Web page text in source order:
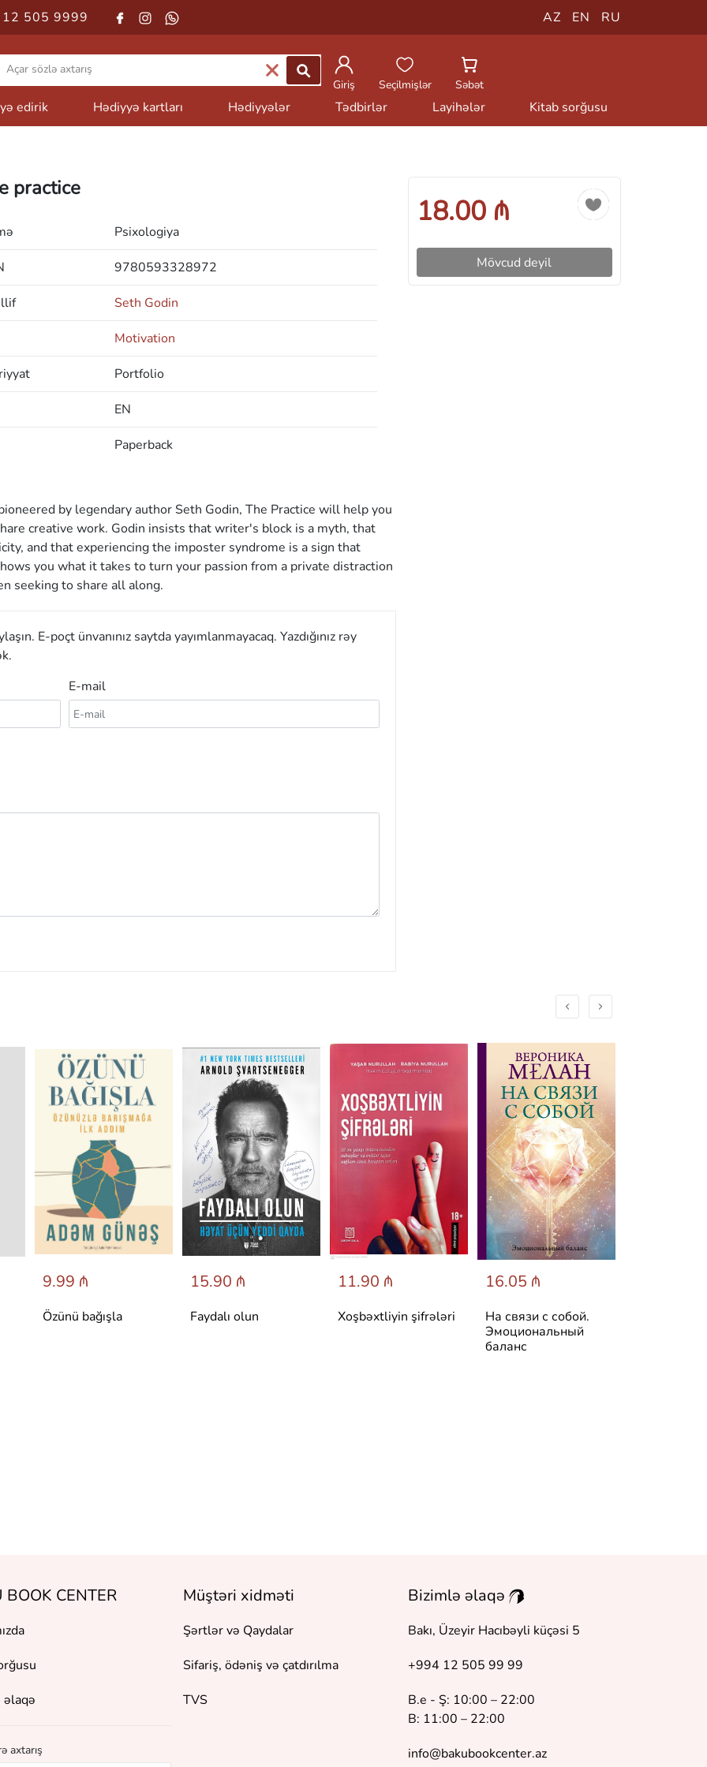
505 9999 AZ EN RU
Giriş
Seçilmişlər Səbət
edirik Hədiyyə kartları Hədiyyələr Tədbirlər Layihələr Kitab sorğusu
practice
Psixologiya
9780593328972
Seth Godin
Motivation
Portfolio
EN
Paperback
by legendary author Seth Godin, The Practice will help you
creative work. Godin insists that writer's block is a myth, that
and that experiencing the imposter syndrome is a sign that
you what it takes to turn your passion from a private distraction
seeking to share all along.
E-poçt ünvanınız saytda yayımlanmayacaq. Yazdığınız rəy
E-mail
18.00 ₼
Mövcud deyil
9.99 ₼
Özünü bağışla
15.90 ₼
Faydalı olun
11.90 ₼
Xoşbəxtliyin şifrələri
16.05 ₼
На связи с собой.
Эмоциональный
баланс
BOOK CENTER
əlaqə
axtarış
Müştəri xidməti
Şərtlər və Qaydalar
Sifariş, ödəniş və çatdırılma
TVS
Bizimlə əlaqə
Bakı, Üzeyir Hacıbəyli küçəsi 5
+994 12 505 99 99
B.e - Ş: 10:00 – 22:00
B: 11:00 – 22:00
info@bakubookcenter.az